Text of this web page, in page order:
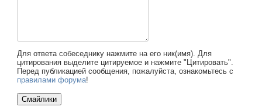
Для ответа собеседнику нажмите на его ник(имя). Для
цитирования выделите цитируемое и нажмите "Цитировать".
Перед публикацией сообщения, пожалуйста, ознакомьтесь с
правилами форума!